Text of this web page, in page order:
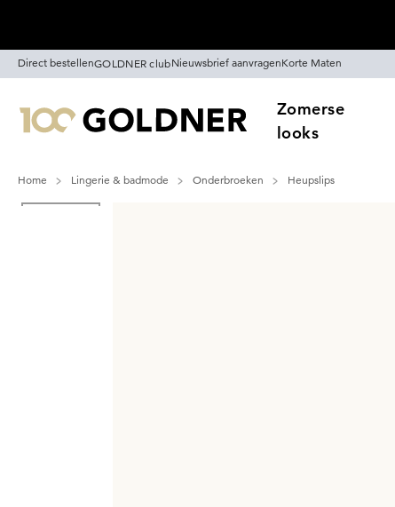
Direct bestellenGOLDNER clubNieuwsbrief aanvragenKorte Maten
Zomerse
looks
Home Lingerie & badmode Onderbroeken
Heupslips